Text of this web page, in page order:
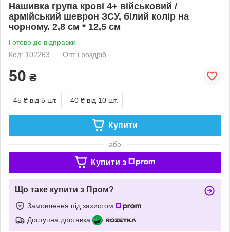
Нашивка група крові 4+ військовий /
армійський шеврон ЗСУ, білий колір на
чорному. 2,8 см * 12,5 см
Готово до відправки
Код: 102263
Опт і роздріб
50 ₴
45 ₴ від 5 шт. 40 ₴ від 10 шт.
Купити
або
Купити з
Що таке купити з Пром?
Замовлення під захистом
Доступна доставка